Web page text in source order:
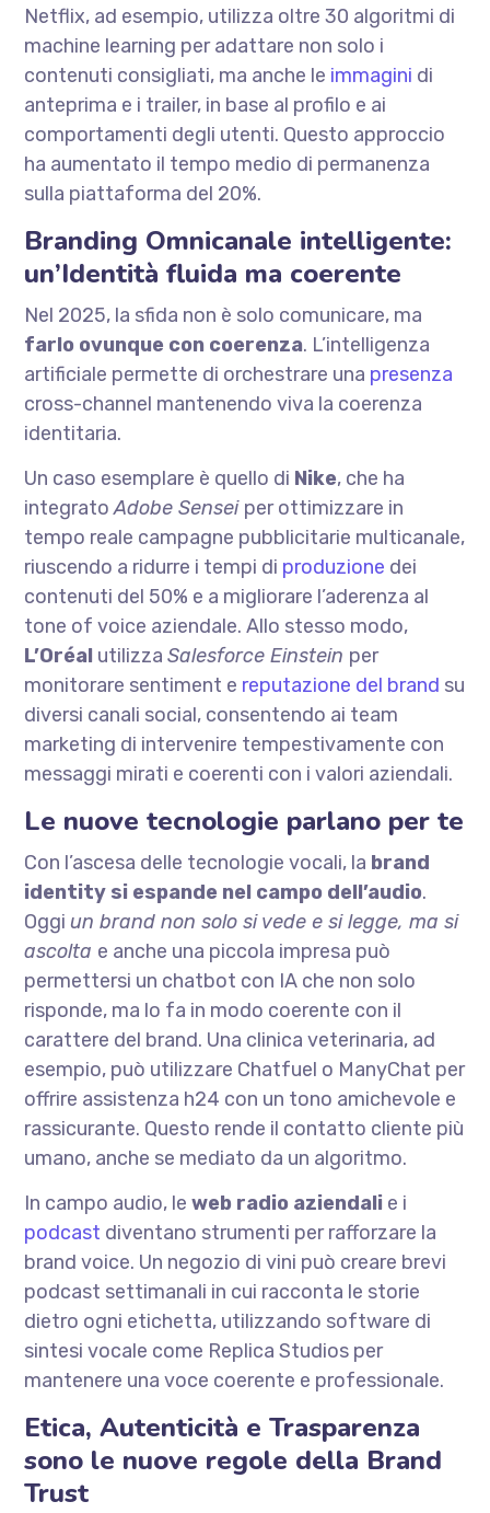
Netflix, ad esempio, utilizza oltre 30 algoritmi di
machine learning per adattare non solo i
contenuti consigliati, ma anche le immagini di
anteprima e i trailer, in base al profilo e ai
comportamenti degli utenti. Questo approccio
ha aumentato il tempo medio di permanenza
sulla piattaforma del 20%.
Branding Omnicanale intelligente:
un’Identità fluida ma coerente
Nel 2025, la sfida non è solo comunicare, ma
farlo ovunque con coerenza. L’intelligenza
artificiale permette di orchestrare una presenza
cross-channel mantenendo viva la coerenza
identitaria.
Un caso esemplare è quello di Nike, che ha
integratoAdobe Sensei per ottimizzare in
tempo reale campagne pubblicitarie multicanale,
riuscendo a ridurre i tempi di produzione dei
contenuti del 50% e a migliorare l’aderenza al
tone of voice aziendale. Allo stesso modo,
L’Oréal utilizzaSalesforce Einstein per
monitorare sentiment e reputazione del brand su
diversi canali social, consentendo ai team
marketing di intervenire tempestivamente con
messaggi mirati e coerenti con i valori aziendali.
Le nuove tecnologie parlano per te
Con l’ascesa delle tecnologie vocali, la brand
identity si espande nel campo dell’audio.
Oggi un brand non solo si vede e si legge, ma si
ascolta e anche una piccola impresa può
permettersi un chatbot con IA che non solo
risponde, ma lo fa in modo coerente con il
carattere del brand. Una clinica veterinaria, ad
esempio, può utilizzare Chatfuel o ManyChat per
offrire assistenza h24 con un tono amichevole e
rassicurante. Questo rende il contatto cliente più
umano, anche se mediato da un algoritmo.
In campo audio, leweb radio aziendali e i
podcast diventano strumenti per rafforzare la
brand voice. Un negozio di vini può creare brevi
podcast settimanali in cui racconta le storie
dietro ogni etichetta, utilizzando software di
sintesi vocale come Replica Studios per
mantenere una voce coerente e professionale.
Etica, Autenticità e Trasparenza
sono le nuove regole della Brand
Trust